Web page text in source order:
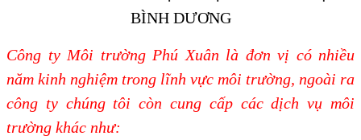
Công ty Môi trường Phú Xuân là đơn vị có nhiều
năm kinh nghiệm trong lĩnh vực môi trường, ngoài ra
công ty chúng tôi còn cung cấp các dịch vụ môi
trường khác như: